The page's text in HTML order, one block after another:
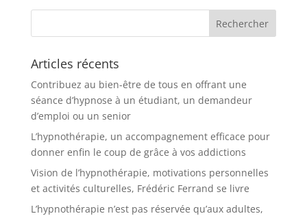
Articles récents
Contribuez au bien-être de tous en offrant une
séance d’hypnose à un étudiant, un demandeur
d’emploi ou un senior
L’hypnothérapie, un accompagnement efficace pour
donner enfin le coup de grâce à vos addictions
Vision de l’hypnothérapie, motivations personnelles
et activités culturelles, Frédéric Ferrand se livre
L’hypnothérapie n’est pas réservée qu’aux adultes,